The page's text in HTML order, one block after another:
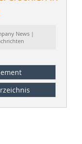
News |